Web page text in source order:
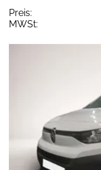
Preis:
MWSt: